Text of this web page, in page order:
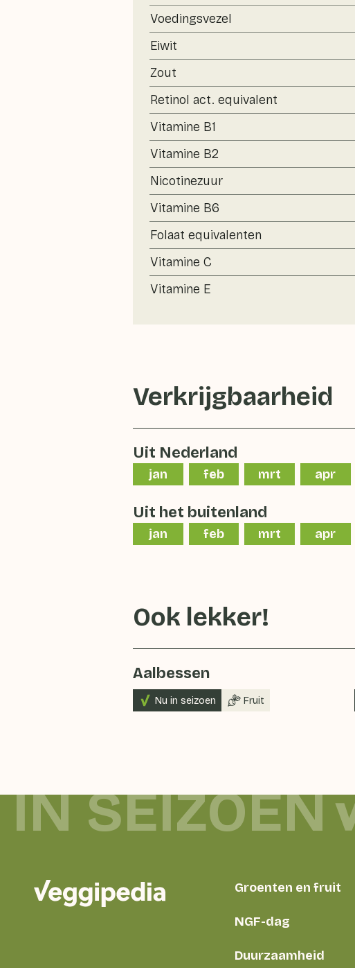
Voedingsvezel
Eiwit
Zout
Retinol act. equivalent
Vitamine B1
Vitamine B2
Nicotinezuur
Vitamine B6
Folaat equivalenten
Vitamine C
Vitamine E
Verkrijgbaarheid
Uit Nederland
jan feb mrt apr
Uit het buitenland
jan feb mrt apr
Ook lekker!
Aalbessen
Nu in seizoen Fruit
SEIZOEN
Groenten en fruit
NGF-dag
Duurzaamheid